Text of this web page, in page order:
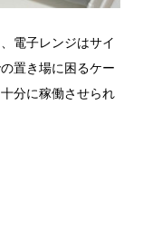
電子レンジはサイ
置き場に困るケー
分に稼働させられ